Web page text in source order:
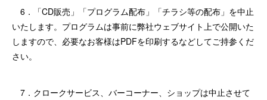
6．「CD販売」「プログラム配布」「チラシ等の配布」を中止
いたします。プログラムは事前に弊社ウェブサイト上で公開いた
しますので、必要なお客様はPDFを印刷するなどしてご持参くだ
さい。
7．クロークサービス、バーコーナー、ショップは中止させて